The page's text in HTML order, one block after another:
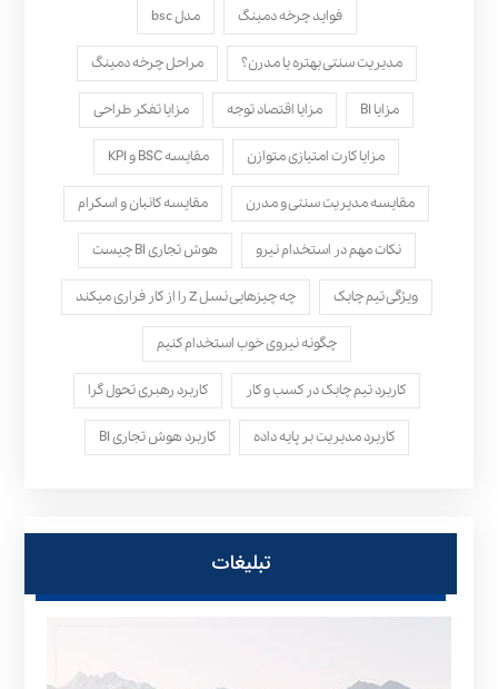
فواید چرخه دمینگ مدل bsc
مدیریت سنتی بهتره یا مدرن؟ مراحل چرخه دمینگ
مزایا BI مزایا اقتصاد توجه مزایا تفکر طراحی
مزایا کارت امتیازی متوازن مقایسه BSC و KPI
مقایسه مدیریت سنتی و مدرن مقایسه کانبان و اسکرام
نکات مهم در استخدام نیرو هوش تجاری BI چیست
ویژگی تیم چابک چه چیزهایی نسل Z را از کار فراری میکند
چگونه نیروی خوب استخدام کنیم
کاربرد تیم چابک در کسب و کار کاربرد رهبری تحول‌ گرا
کاربرد مدیریت بر پایه داده کاربرد هوش تجاری BI
تبلیغات